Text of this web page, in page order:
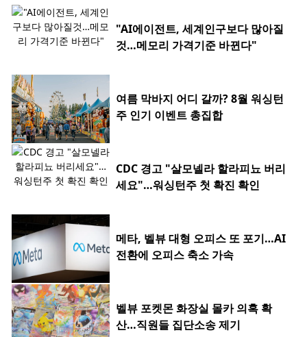
"AI에이전트, 세계인구보다 많아질
것…메모리 가격기준 바뀐다"
여름 막바지 어디 갈까? 8월 워싱턴
주 인기 이벤트 총집합
CDC 경고 "살모넬라 할라피뇨 버리
세요"…워싱턴주 첫 확진 확인
메타, 벨뷰 대형 오피스 또 포기…AI
전환에 오피스 축소 가속
벨뷰 포켓몬 화장실 몰카 의혹 확
산…직원들 집단소송 제기